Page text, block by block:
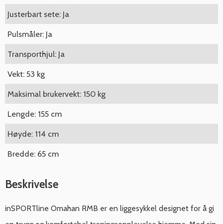
Justerbart sete: Ja
Pulsmåler: Ja
Transporthjul: Ja
Vekt: 53 kg
Maksimal brukervekt: 150 kg
Lengde: 155 cm
Høyde: 114 cm
Bredde: 65 cm
Beskrivelse
inSPORTline Omahan RMB er en liggesykkel designet for å gi